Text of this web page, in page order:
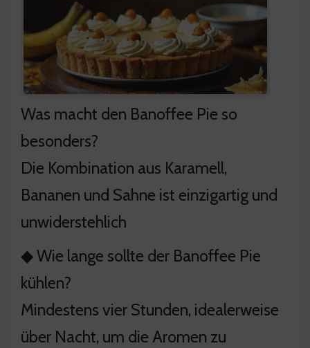
Was macht den Banoffee Pie so
besonders?
Die Kombination aus Karamell,
Bananen und Sahne ist einzigartig und
unwiderstehlich
◆ Wie lange sollte der Banoffee Pie
kühlen?
Mindestens vier Stunden, idealerweise
über Nacht, um die Aromen zu